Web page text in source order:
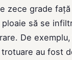
zece grade
să se
De
au fost